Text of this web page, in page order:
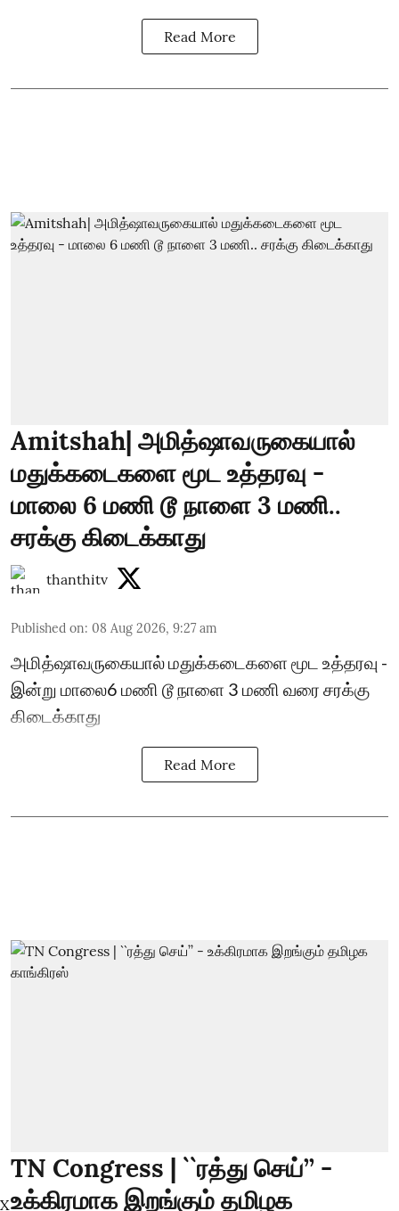
Read More
Amitshah| அமித்ஷாவருகையால்
மதுக்கடைகளை மூட உத்தரவு -
மாலை 6 மணி டூ நாளை 3 மணி..
சரக்கு கிடைக்காது
thanthitv
Published on: 08 Aug 2026, 9:27 am
அமித்ஷாவருகையால் மதுக்கடைகளை மூட உத்தரவு -
இன்று மாலை6 மணி டூ நாளை 3 மணி வரை சரக்கு
கிடைக்காது
Read More
TN Congress | ``ரத்து செய்’’ -
உக்கிரமாக இறங்கும் தமிழக
X